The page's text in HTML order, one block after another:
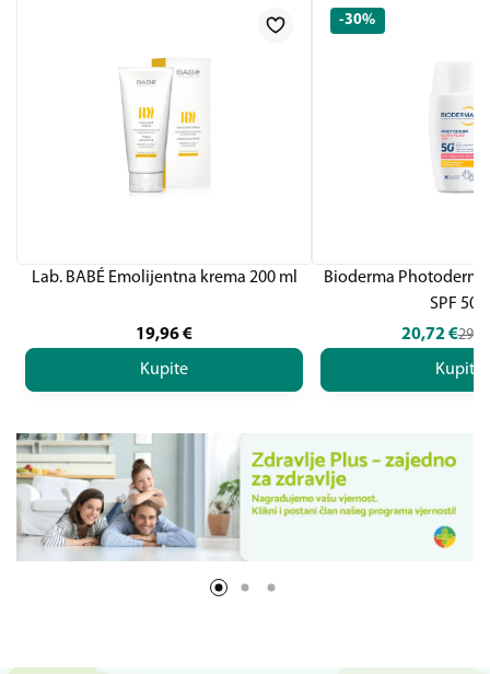
Lab. BABÉ Emolijentna krema 200 ml
19,96€
Kupite
-30%
Bioderma Photoderm
SPF 50+
20,72 €
Kupite